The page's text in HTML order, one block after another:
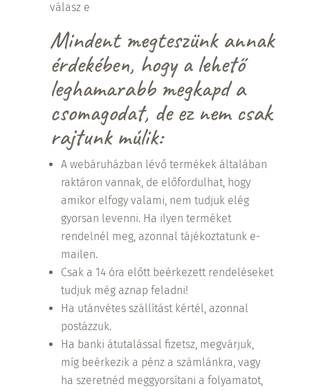
válasz e
Mindent megteszünk annak
érdekében, hogy a lehető
leghamarabb megkapd a
csomagodat, de ez nem csak
rajtunk múlik:
A webáruházban lévő termékek általában
raktáron vannak, de előfordulhat, hogy
amikor elfogy valami, nem tudjuk elég
gyorsan levenni. Ha ilyen terméket
rendelnél meg, azonnal tájékoztatunk e-
mailen.
Csak a 14 óra előtt beérkezett rendeléseket
tudjuk még aznap feladni!
Ha utánvétes szállítást kértél, azonnal
postázzuk.
Ha banki átutalással fizetsz, megvárjuk,
míg beérkezik a pénz a számlánkra, vagy
ha szeretnéd meggyorsítani a folyamatot,